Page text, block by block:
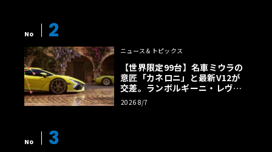
No 2
ニュース＆トピックス
【世界限定99台】名車ミウラの
意匠「カネロニ」と最新V12が
交差。ランボルギーニ・レヴエ
ルトに60周年記念車が登場
2026 8/7
No 3